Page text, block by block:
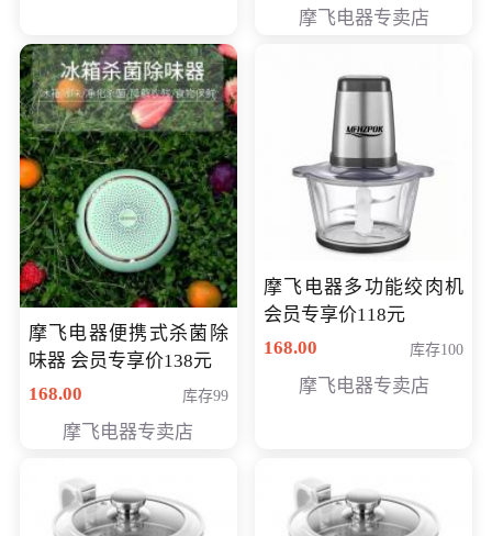
摩飞电器专卖店
摩飞电器便携式杀菌除
味器 会员专享价138元
168.00
库存99
摩飞电器专卖店
摩飞电器多功能绞肉机
会员专享价118元
168.00
库存100
摩飞电器专卖店